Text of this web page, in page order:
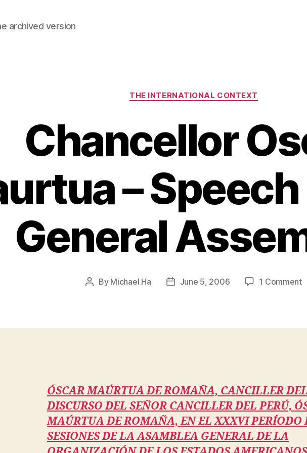
archived version
Categories
THE INTERNATIONAL CONTEXT
Chancellor
– Speech
General
Post
By Michael Ha
PostJune 5, 2006 1 Commenton
–
ÓSCAR MAÚRTUA DE ROMAÑA, CANCILLER
DISCURSO DEL SEÑOR CANCILLER DEL PERÚ,
MAÚRTUA DE ROMAÑA, EN EL XXXVI PERÍODO
SESIONES DE LA ASAMBLEA GENERAL DE LA